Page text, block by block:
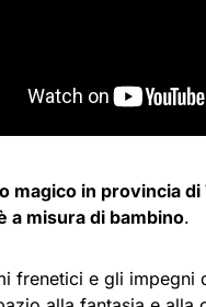
magico in provincia
a misura di bambino.
frenetici e gli